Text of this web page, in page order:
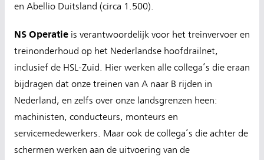
en Abellio Duitsland (circa 1.500).
NS Operatie is verantwoordelijk voor het treinvervoer en
treinonderhoud op het Nederlandse hoofdrailnet,
inclusief de HSL-Zuid.
Hier werken alle collega’s die eraan
bijdragen dat onze treinen van A naar B rijden in
Nederland, en zelfs over onze landsgrenzen heen:
machinisten, conducteurs, monteurs en
servicemedewerkers. Maar ook de collega’s die achter de
schermen werken aan de uitvoering van de